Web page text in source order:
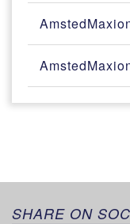
SHARE ON